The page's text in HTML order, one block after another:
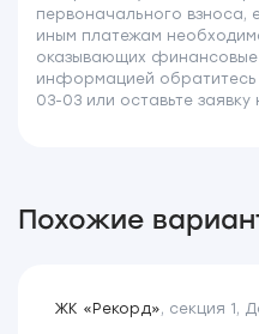
первоначального взноса,
иным платежам
оказывающих финансовые
информацией
03-03 или оставьте заявку
Похожие
ЖК «Рекорд», секция 1 ,